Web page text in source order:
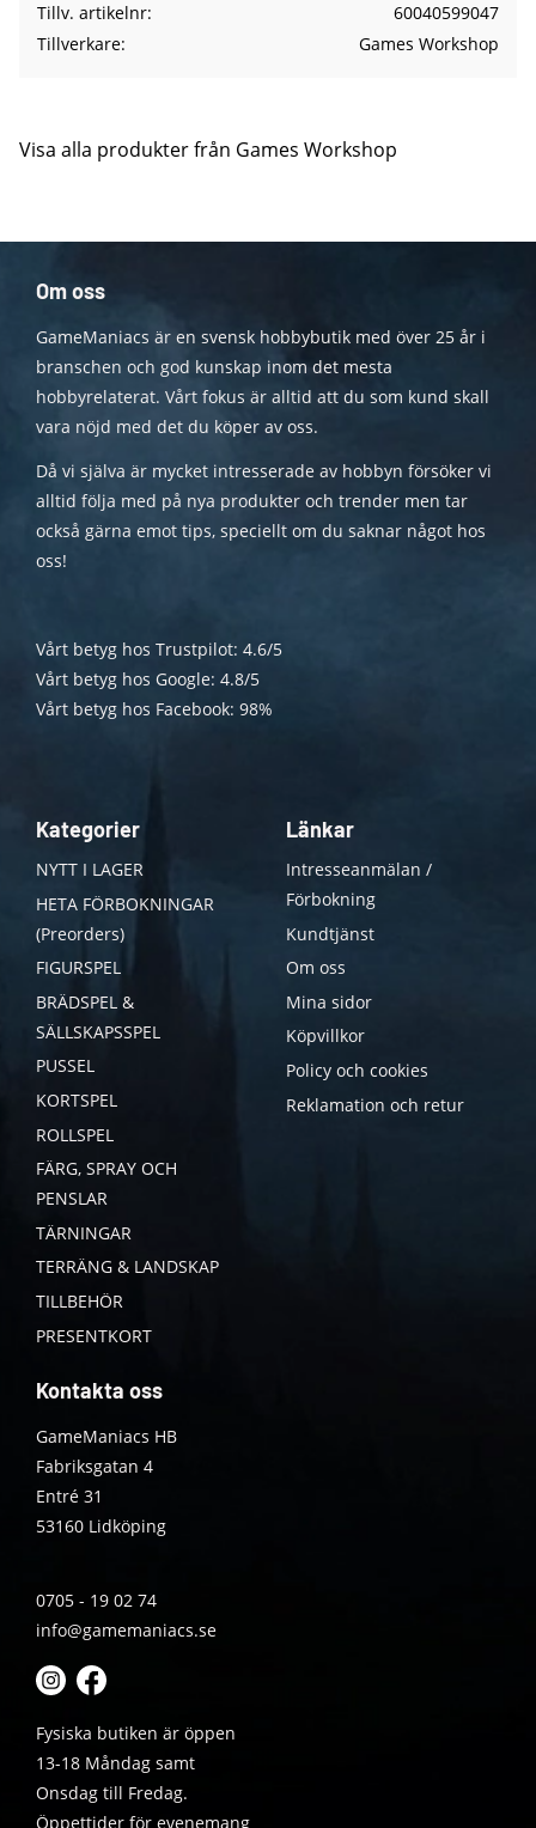
Tillv. artikelnr
60040599047
Tillverkare
Games Workshop
Visa alla produkter från Games Workshop
Om oss
GameManiacs är en svensk hobbybutik med över 25 år i
branschen och god kunskap inom det mesta
hobbyrelaterat. Vårt fokus är alltid att du som kund skall
vara nöjd med det du köper av oss.
Då vi själva är mycket intresserade av hobbyn försöker vi
alltid följa med på nya produkter och trender men tar
också gärna emot tips, speciellt om du saknar något hos
oss!
Vårt betyg hos Trustpilot: 4.6/5
Vårt betyg hos Google: 4.8/5
Vårt betyg hos Facebook: 98%
Kategorier
NYTT I LAGER
HETA FÖRBOKNINGAR
(Preorders)
FIGURSPEL
BRÄDSPEL &
SÄLLSKAPSSPEL
PUSSEL
KORTSPEL
ROLLSPEL
FÄRG, SPRAY OCH
PENSLAR
TÄRNINGAR
TERRÄNG & LANDSKAP
TILLBEHÖR
PRESENTKORT
Länkar
Intresseanmälan /
Förbokning
Kundtjänst
Om oss
Mina sidor
Köpvillkor
Policy och cookies
Reklamation och retur
Kontakta oss
GameManiacs HB
Fabriksgatan 4
Entré 31
53160 Lidköping
0705 - 19 02 74
info@gamemaniacs.se
Fysiska butiken är öppen
13-18 Måndag samt
Onsdag till Fredag.
Öppettider för evenemang